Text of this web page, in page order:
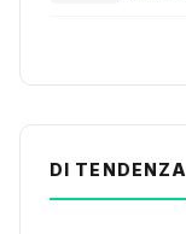
DI TENDENZA